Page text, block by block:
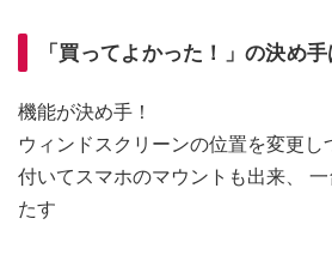
「買ってよかった！」の決め手
機能が決め手！
ウィンドスクリーンの位置を変更し
付いてスマホのマウントも出来、
たす